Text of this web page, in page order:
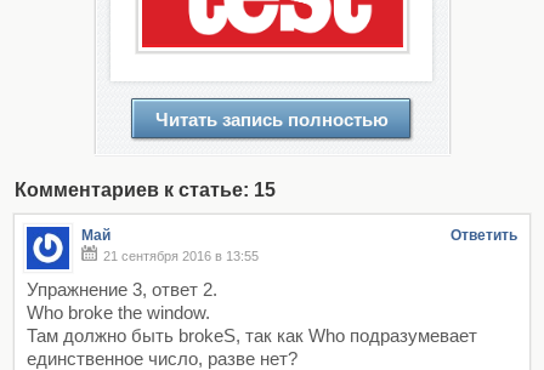
Читать запись полностью
Комментариев к статье: 15
Май Ответить
21 сентября 2016 в 13:55
Упражнение 3, ответ 2.
Who broke the window.
Там должно быть brokeS, так как Who подразумевает
единственное число, разве нет?